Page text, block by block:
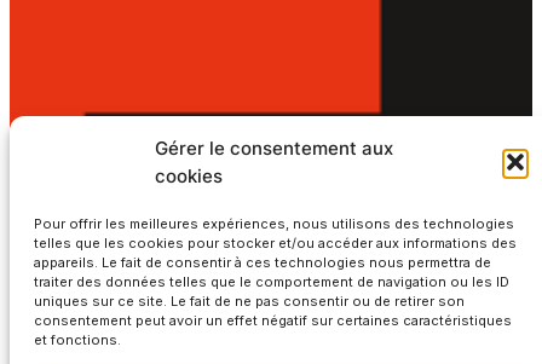
Gérer le consentement aux
cookies
Pour offrir les meilleures expériences, nous utilisons des technologies
telles que les cookies pour stocker et/ou accéder aux informations des
appareils. Le fait de consentir à ces technologies nous permettra de
traiter des données telles que le comportement de navigation ou les ID
uniques sur ce site. Le fait de ne pas consentir ou de retirer son
consentement peut avoir un effet négatif sur certaines caractéristiques
et fonctions.